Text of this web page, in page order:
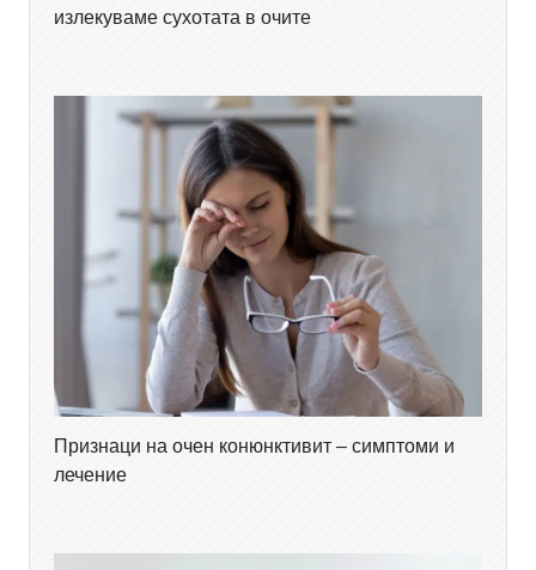
излекуваме сухотата в очите
Признаци на очен конюнктивит – симптоми и
лечение